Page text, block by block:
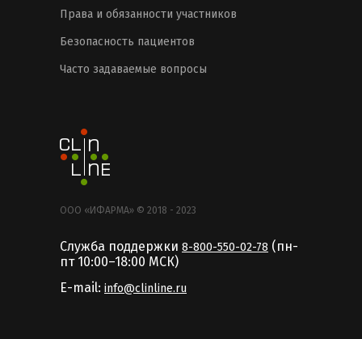
Права и обязанности участников
Безопасность пациентов
Часто задаваемые вопросы
ООО «ИФАРМА» © 2018 - 2023
Служба поддержки 8-800-550-02-78 (пн-
пт 10:00–18:00 MCК)
E-mail: info@clinline.ru